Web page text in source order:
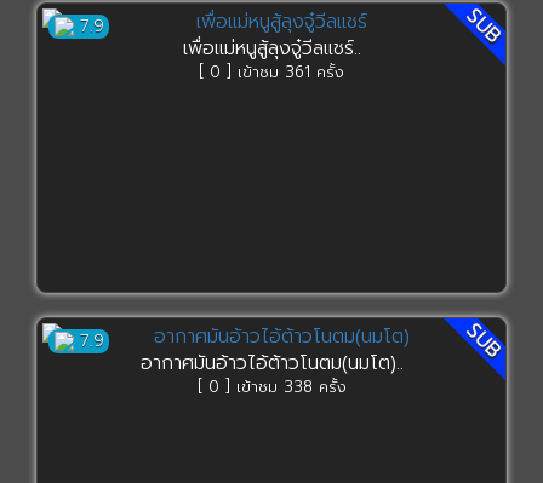
7.9 SUB
เพื่อแม่หนูสู้ลุงจู๋วีลแชร์..
[ 0 ] เข้าชม 361 ครั้ง
7.9 SUB
อากาศมันอ้าวไอ้ต้าวโนตม(นมโต)..
[ 0 ] เข้าชม 338 ครั้ง